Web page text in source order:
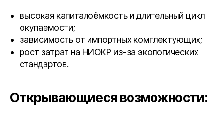
высокая капиталоёмкость и длительный цикл
окупаемости;
зависимость от импортных комплектующих;
рост затрат на НИОКР из-за экологических
стандартов.
Открывающиеся возможности: